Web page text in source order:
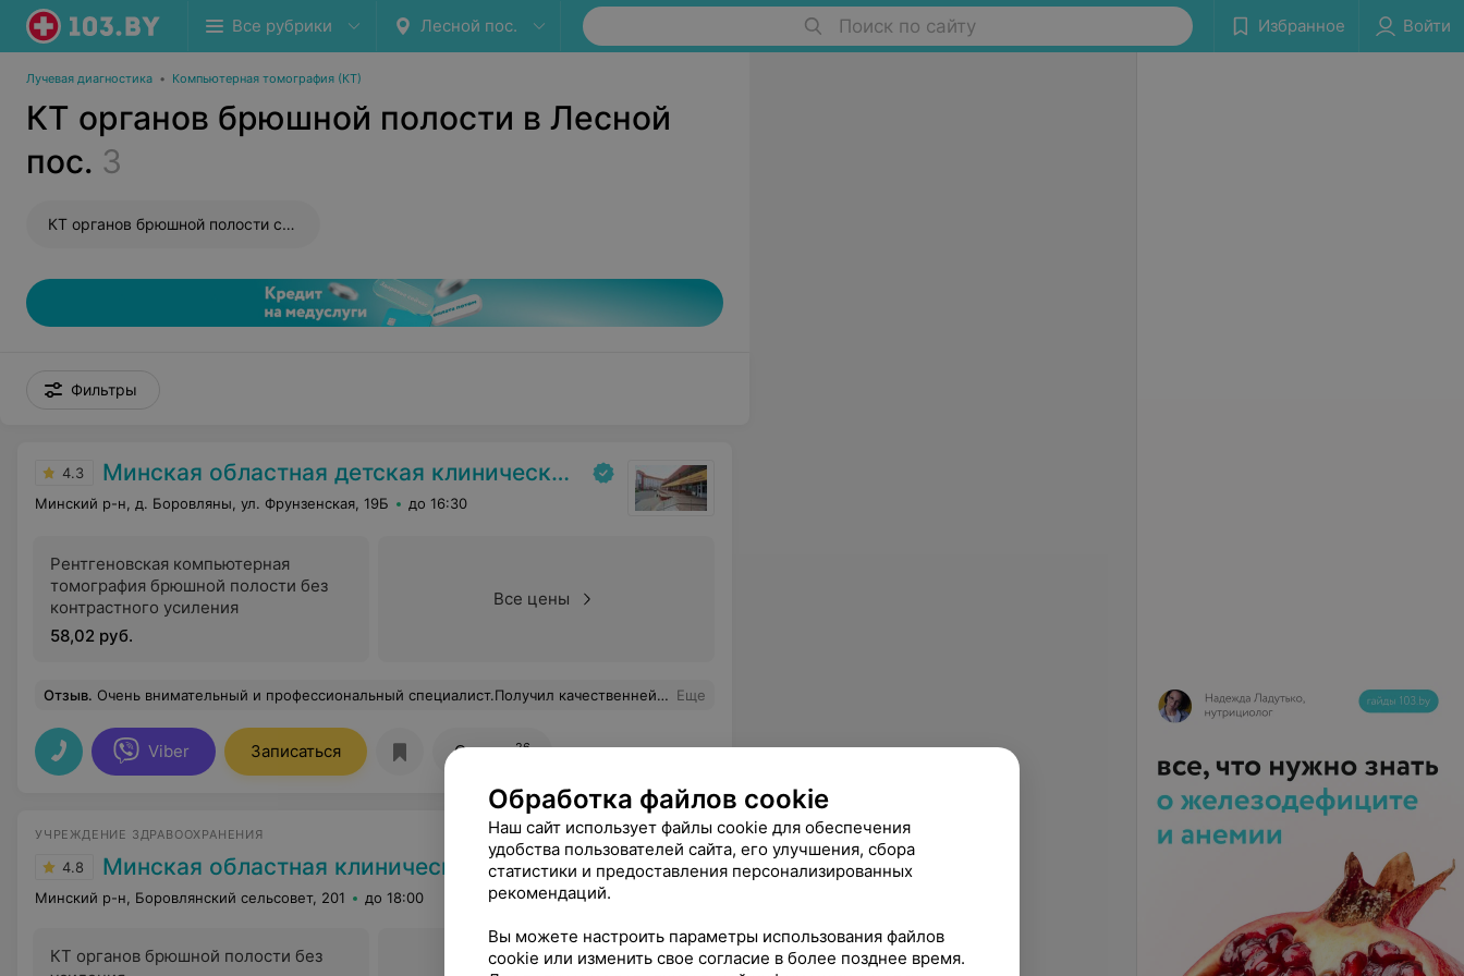
Все рубрики Лесной пос. Поиск по сайту Избранное Войти
Лучевая диагностика • Компьютерная томография (КТ)
КТ органов брюшной полости в Лесной
пос. 3
КТ органов брюшной полости с контрастированием
Фильтры
4.3 Минская областная детская клиническая больница
Минский р-н, д. Боровляны, ул. Фрунзенская, 19Б до 16:30
Рентгеновская компьютерная
томография брюшной полости без
контрастного усиления
58,02 руб.
Все цены
Отзыв. Очень внимательный и профессиональный специалист.Получил качественнейшую помощь.Вспоминаю с благодарностью. Еще
Viber Записаться Отзывы26
УЧРЕЖДЕНИЕ ЗДРАВООХРАНЕНИЯ
4.8 Минская областная клиническая больница
Минский р-н, Боровлянский сельсовет, 201 до 18:00
КТ органов брюшной полости без
Обработка файлов cookie
Наш сайт использует файлы cookie для обеспечения
удобства пользователей сайта, его улучшения, сбора
статистики и предоставления персонализированных
рекомендаций.
Вы можете настроить параметры использования файлов
cookie или изменить свое согласие в более позднее время.